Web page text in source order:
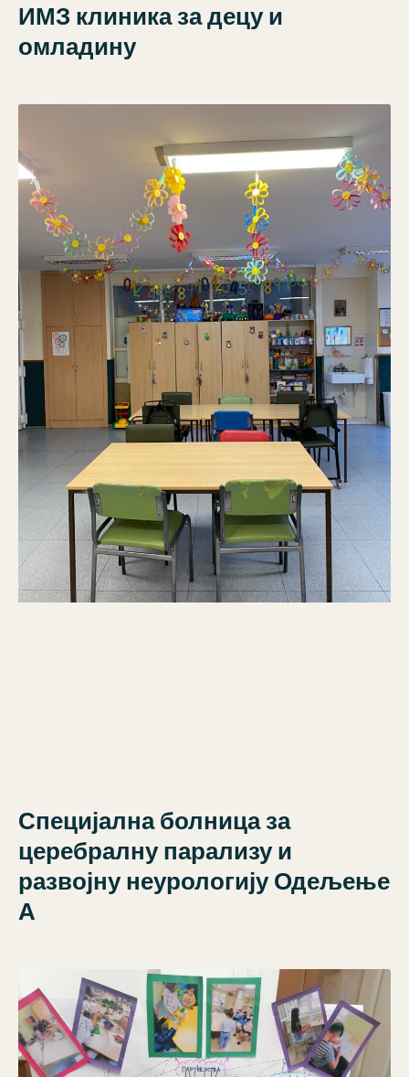
ИМЗ клиника за децу и
омладину
Специјална болница за
церебралну парализу и
развојну неурологију Одељење
А